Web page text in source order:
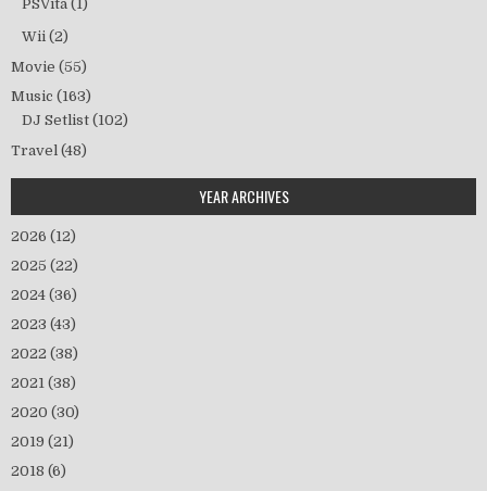
PSVita (1)
Wii (2)
Movie (55)
Music (163)
DJ Setlist (102)
Travel (48)
YEAR ARCHIVES
2026 (12)
2025 (22)
2024 (36)
2023 (43)
2022 (38)
2021 (38)
2020 (30)
2019 (21)
2018 (6)